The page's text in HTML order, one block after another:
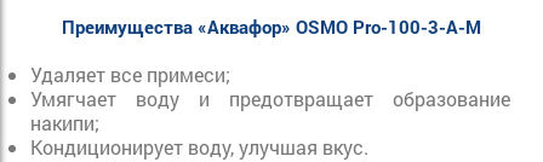
Преимущества «Аквафор» OSMO Pro-100-3-А-М
Удаляет все примеси;
Умягчает воду и предотвращает образование
накипи;
Кондиционирует воду, улучшая вкус.